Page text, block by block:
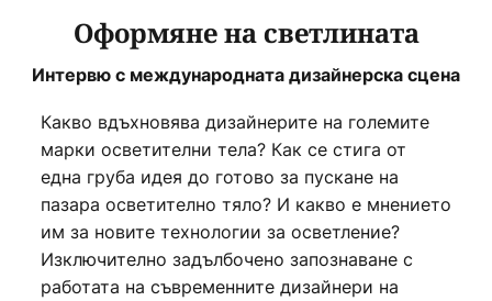
Оформяне на светлината
Интервю с международната дизайнерска сцена
Какво вдъхновява дизайнерите на големите
марки осветителни тела? Как се стига от
една груба идея до готово за пускане на
пазара осветително тяло? И какво е мнението
им за новите технологии за осветление?
Изключително задълбочено запознаване с
работата на съвременните дизайнери на